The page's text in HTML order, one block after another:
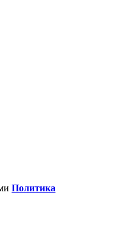
Политика